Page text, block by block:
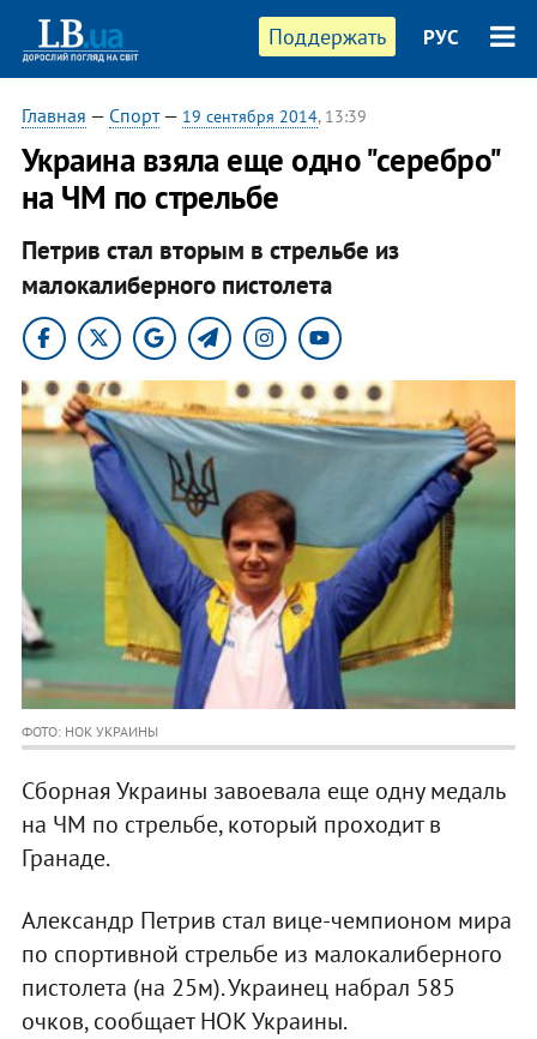
Поддержать РУС
Главная — Спорт— 19 сентября 2014, 13:39
Украина взяла еще одно "серебро"
на ЧМ по стрельбе
Петрив стал вторым в стрельбе из
малокалиберного пистолета
ФОТО: НОК УКРАИНЫ
Сборная Украины завоевала еще одну медаль
на ЧМ по стрельбе, который проходит в
Гранаде.
Александр Петрив стал вице-чемпионом мира
по спортивной стрельбе из малокалиберного
пистолета (на 25м). Украинец набрал 585
очков, сообщает НОК Украины.